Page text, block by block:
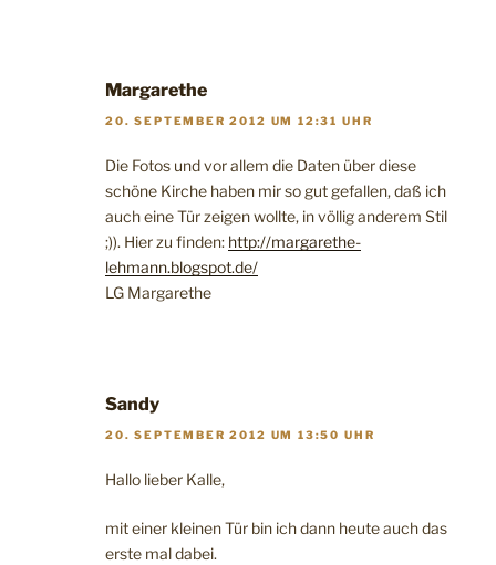
Margarethe
20. SEPTEMBER 2012 UM 12:31 UHR
Die Fotos und vor allem die Daten über diese
schöne Kirche haben mir so gut gefallen, daß ich
auch eine Tür zeigen wollte, in völlig anderem Stil
;)). Hier zu finden: http://margarethe-
lehmann.blogspot.de/
LG Margarethe
Sandy
20. SEPTEMBER 2012 UM 13:50 UHR
Hallo lieber Kalle,
mit einer kleinen Tür bin ich dann heute auch das
erste mal dabei.